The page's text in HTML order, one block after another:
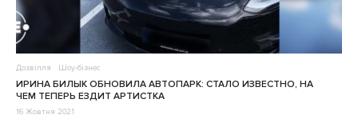
Дозвілля Шоу-бізнес
ИРИНА БИЛЫК ОБНОВИЛА АВТОПАРК: СТАЛО ИЗВЕСТНО, НА
ЧЕМ ТЕПЕРЬ ЕЗДИТ АРТИСТКА
16 Жовтня 2021